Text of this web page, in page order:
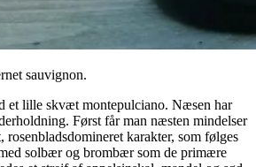
sauvignon.
et lille skvæt montepulciano. Næsen har
Først får man næsten mindelser
karakter, som følges
solbær og brombær som de primære